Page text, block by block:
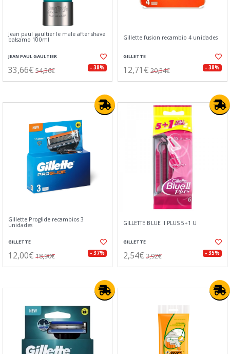
Jean paul gaultier le male after shave
balsamo 100ml
JEAN PAUL GAULTIER
33,66€ 54,36€ - 38%
Gillette fusion recambio 4 unidades
GILLETTE
12,71€ 20,34€ - 38%
Gillette Proglide recambios 3
unidades
GILLETTE
12,00€ 18,90€ - 37%
GILLETTE BLUE II PLUS 5+1 U
GILLETTE
2,54€ 3,92€ - 35%